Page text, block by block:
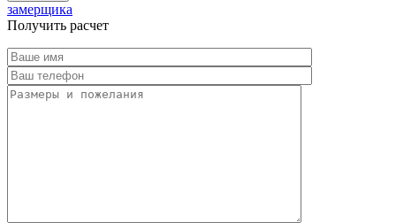
замерщика
Получить расчет